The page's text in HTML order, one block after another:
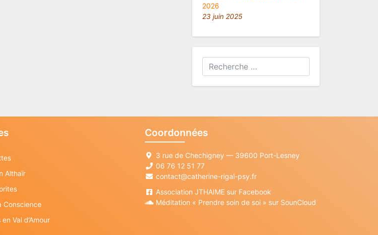
2026
23 juin 2025
Althaïr
Conscience
Val d’Amour
Coordonnées
3 rue de Chechigney — 39600 Port-Lesney
06 76 12 51 77
contact@catherine-rigal-psy.fr
Association JTHAIME sur Facebook
Méditation « Prendre soin de soi » sur SounCloud